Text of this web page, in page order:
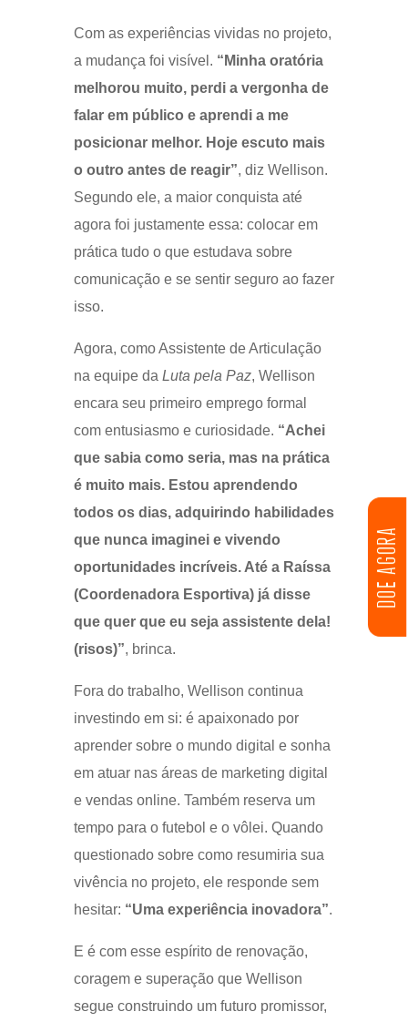
DOE AGORA
Com as experiências vividas no projeto,
a mudança foi visível. “Minha oratória
melhorou muito, perdi a vergonha de
falar em público e aprendi a me
posicionar melhor. Hoje escuto mais
o outro antes de reagir”, diz Wellison.
Segundo ele, a maior conquista até
agora foi justamente essa: colocar em
prática tudo o que estudava sobre
comunicação e se sentir seguro ao fazer
isso.
Agora, como Assistente de Articulação
na equipe da Luta pela Paz, Wellison
encara seu primeiro emprego formal
com entusiasmo e curiosidade. “Achei
que sabia como seria, mas na prática
é muito mais. Estou aprendendo
todos os dias, adquirindo habilidades
que nunca imaginei e vivendo
oportunidades incríveis. Até a Raíssa
(Coordenadora Esportiva) já disse
que quer que eu seja assistente dela!
(risos)”, brinca.
Fora do trabalho, Wellison continua
investindo em si: é apaixonado por
aprender sobre o mundo digital e sonha
em atuar nas áreas de marketing digital
e vendas online. Também reserva um
tempo para o futebol e o vôlei. Quando
questionado sobre como resumiria sua
vivência no projeto, ele responde sem
hesitar: “Uma experiência inovadora”.
E é com esse espírito de renovação,
coragem e superação que Wellison
segue construindo um futuro promissor,